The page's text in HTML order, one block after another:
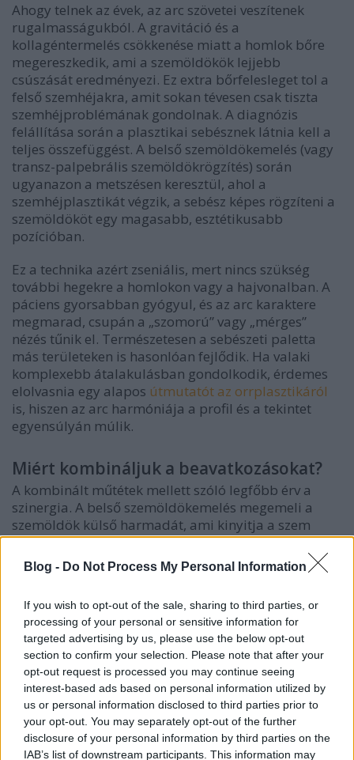
Blog - Do Not Process My Personal Information
If you wish to opt-out of the sale, sharing to third parties, or
processing of your personal or sensitive information for
targeted advertising by us, please use the below opt-out
section to confirm your selection. Please note that after your
opt-out request is processed you may continue seeing
interest-based ads based on personal information utilized by
us or personal information disclosed to third parties prior to
your opt-out. You may separately opt-out of the further
disclosure of your personal information by third parties on the
IAB’s list of downstream participants. This information may
Ahogy telnek az évek, az arc szövetei veszítenek
rugalmasságukból. A gravitáció és a
kollagéntermelés csökkenése miatt a homlok bőre
megereszkedik, ami a szemöldökök lejjebb
csúszását eredményezi. Ez extra bőrfelesleget tol a
felső szemhéjakra, amit sokan tévesen csak tiszta
szemhéjproblémának gondolnak. A diagnózis
felállítása során a plasztikai sebésznek látnia kell a
teljes összefüggést. A belső szemöldökemelés (vagy
transz-palpebrális szemöldökrögzítés) során
ugyanazon a metszésen keresztül, ahol a
szemhéjplasztikát végzik, a sebész képes rögzíteni a
szemöldököt egy magasabb, esztétikusabb
pozícióban.
Ez a technika azért zseniális, mert nincs szükség
további hegekre a homlokon vagy a hajvonalban. A
páciens gyorsabban gyógyul, és az arc karaktere
megmarad, csupán a „szomorú” vagy „mérges”
nézés tűnik el. Természetesen a sebészeti paletta
más területeken is hasonlóan fejlődik. Ha valaki
komplexebb átalakulásban gondolkodik, érdemes
elolvasnia egy alapos útmutatót az orrplasztikáról
is, hiszen az arc harmóniája a profil és a tekintet
egyensúlyán múlik.
Miért kombináljuk a beavatkozásokat?
A kombinált műtétek mellett szóló legfőbb érv a
szinergia. A belső szemöldökemelés megemeli a
szemöldök külső harmadát, ami kinyitja a szem
környékét. Ezzel egy időben a szemhéjplasztika
eltávolítja a maradék felesleges bőrt és az
esetlegesen előboltosuló zsírtáskákat. Az eredmény
amit bármelyik beavatkozás önmagában nyújtani
tudna. A 2025-ös trendek azt mutatják, hogy a
páciensek tudatosabbak lettek: nem a legolcsóbb,
hanem a leginkább személyre szabott megoldást
keresik.
A hazai magánklinikák felkészültsége
világszínvonalú, legyen szó akár az arc területéről,
akár a testkontúr formálásáról. A népszerűségi